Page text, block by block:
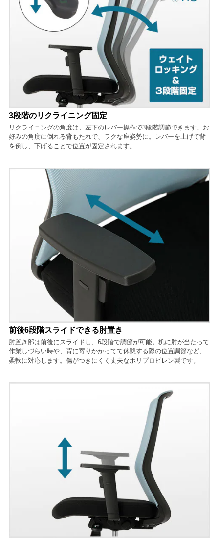
3段階のリクライニング固定
リクライニングの角度は、左下のレバー操作で3段階調節できます。お
好みの角度に倒れる背もたれで、ラクな座姿勢に。レバーを上げて背
を倒し、下げることで位置が固定されます。
前後6段階スライドできる肘置き
肘置き部は前後にスライドし、6段階で調節が可能。机に肘が当たって
作業しづらい時や、背に寄りかかってて休憩する際の位置調節など、
柔軟に対応します。傷がつきにくく丈夫なポリプロピレン製です。